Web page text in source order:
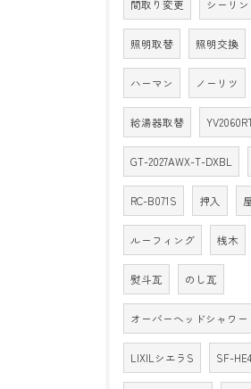
間取り変更 シーリ
照明取替 照明交換
ハーマン ノーリツ
給湯器取替
GT-2027AWX-T-DXBL
RC-B071S 押入
ルーフィング 桟木
熨斗瓦 のし瓦
オーバーヘッドシャワー
LIXILシエラS SF-